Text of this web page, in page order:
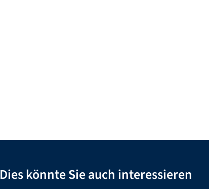
Dies könnte Sie auch interessieren